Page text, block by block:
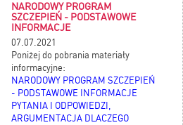
spisanych osób na poziomie ponad
40%, Mazowsze zajmuje pozycję
wicelidera – lepsze jest tylko
znacznie mniejsze województwo
opolskie.
NARODOWY PROGRAM
SZCZEPIEŃ - PODSTAWOWE
INFORMACJE
07.07.2021
Poniżej do pobrania materiały
informacyjne:
NARODOWY PROGRAM SZCZEPIEŃ
- PODSTAWOWE INFORMACJE
PYTANIA I ODPOWIEDZI,
ARGUMENTACJA DLACZEGO